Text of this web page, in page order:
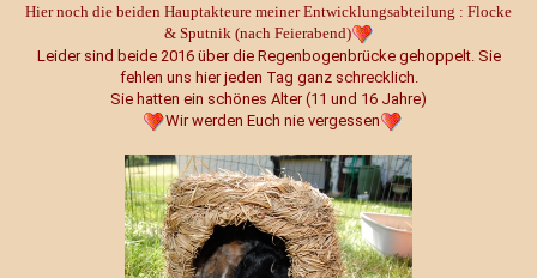
Hier noch die beiden Hauptakteure meiner Entwicklungsabteilung : Flocke
& Sputnik (nach Feierabend)
Leider sind beide 2016 über die Regenbogenbrücke gehoppelt. Sie
fehlen uns hier jeden Tag ganz schrecklich.
Sie hatten ein schönes Alter (11 und 16 Jahre)
Wir werden Euch nie vergessen